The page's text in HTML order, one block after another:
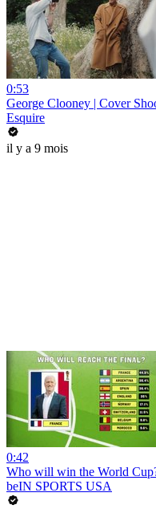
0:53
George Clooney | Cover
Esquire
il y a 9 mois
0:42
Who will win the World
beIN SPORTS USA